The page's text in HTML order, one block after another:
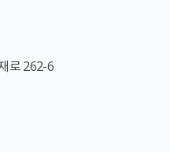
로 262-6